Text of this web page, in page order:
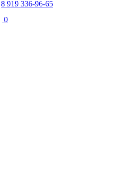
8 919 336-96-65
0